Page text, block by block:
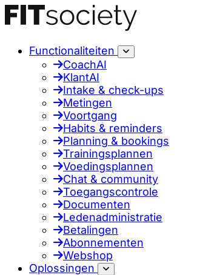
Functionaliteiten
CoachAI
KlantAI
Intake & check-ups
Metingen
Voortgang
Habits & reminders
Planning & bookings
Trainingsplannen
Voedingsplannen
Chat & community
Toegangscontrole
Documenten
Ledenadministratie
Betalingen
Abonnementen
Webshop
Oplossingen